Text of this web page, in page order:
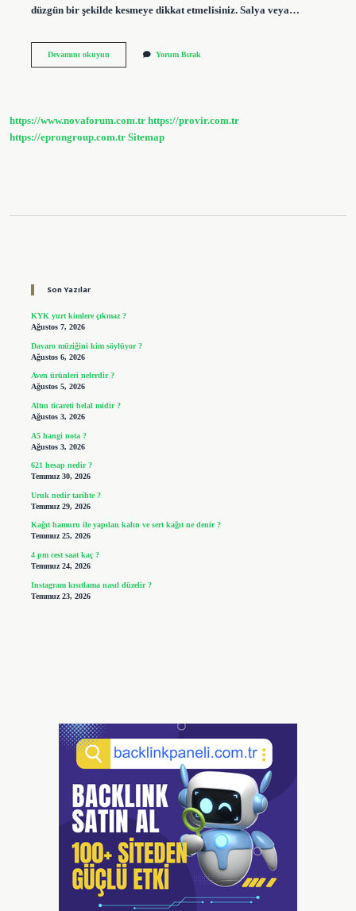
düzgün bir şekilde kesmeye dikkat etmelisiniz. Salya veya…
Devamını okuyunBamya
Yorum Bırak
https://www.novaforum.com.tr https://provir.com.tr
https://eprongroup.com.tr Sitemap
Son Yazılar
KYK yurt kimlere çıkmaz ?
Ağustos 7, 2026
Davaro müziğini kim söylüyor ?
Ağustos 6, 2026
Aven ürünleri nelerdir ?
Ağustos 5, 2026
Altın ticareti helal midir ?
Ağustos 3, 2026
A5 hangi nota ?
Ağustos 3, 2026
621 hesap nedir ?
Temmuz 30, 2026
Uruk nedir tarihte ?
Temmuz 29, 2026
Kağıt hamuru ile yapılan kalın ve sert kağıt ne denir ?
Temmuz 25, 2026
4 pm cest saat kaç ?
Temmuz 24, 2026
Instagram kısıtlama nasıl düzelir ?
Temmuz 23, 2026